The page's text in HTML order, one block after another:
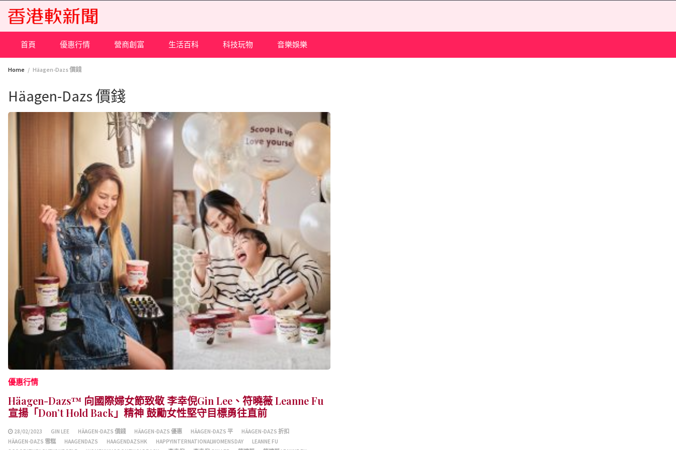
content
首頁 優惠行情 營商創富 生活百科 科技玩物 音樂娛樂
Home Häagen-Dazs 價錢
Häagen-Dazs 價錢
優惠行情
Häagen-Dazs™ 向國際婦女節致敬 李幸倪Gin Lee、符曉薇 Leanne Fu
宣揚「Don’t Hold Back」精神 鼓勵女性堅守目標勇往直前
28/02/2023 GIN LEE HÄAGEN-DAZS 價錢 HÄAGEN-DAZS 優惠 HÄAGEN-DAZS 平
HÄAGEN-DAZS 折扣
HÄAGEN-DAZS 雪糕
HAAGENDAZS HAAGENDAZSHK HAPPYINTERNATIONALWOMENSDAY
LEANNE FU